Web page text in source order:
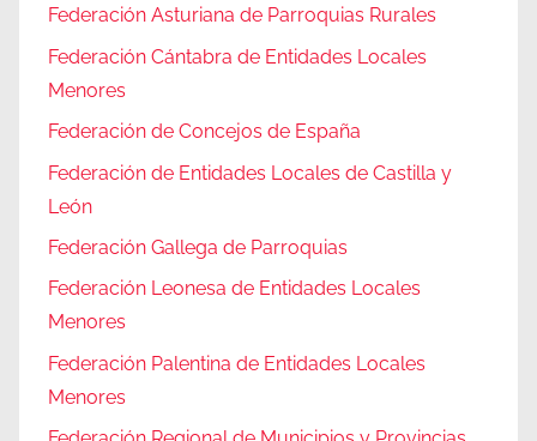
Federación Asturiana de Parroquias Rurales
Federación Cántabra de Entidades Locales
Menores
Federación de Concejos de España
Federación de Entidades Locales de Castilla y
León
Federación Gallega de Parroquias
Federación Leonesa de Entidades Locales
Menores
Federación Palentina de Entidades Locales
Menores